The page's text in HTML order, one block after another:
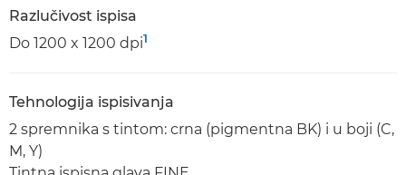
Razlučivost ispisa
Do 1200 x 1200 dpi1
Tehnologija ispisivanja
2 spremnika s tintom: crna (pigmentna BK) i u boji (C,
M, Y)